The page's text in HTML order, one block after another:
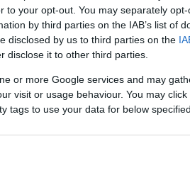
to your opt-out. You may separately
by third parties on the IAB’s list of
disclosed by us to third parties on the
disclose it to other third parties.
or more Google services and may
visit or usage behaviour. You may
tags to use your data for below
associativo del
determinazione alle
rimuovere i detriti
ma anche di
civica. La
dell’ambiente
profonda
chiave per